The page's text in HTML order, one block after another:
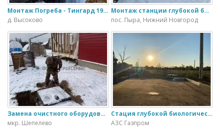
Монтаж Погреба - Тингард 1900
д. Высоково
Монтаж станции глубокой биологической очистки ИталБио - 5 с колодцем дренажным для слива воды
пос. Пыра, Нижний Новгород
Замена очистного оборудования Дека - 3 на ЭкоГранд - 6
мкр. Шепелево
Стация глубокой биологической очистки ЕвроЛос- 20
АЗС Газпром